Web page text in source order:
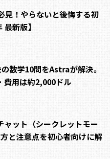
！やらないと後悔する初
新版】
数学10問をAstraが解決。
費用は約2,000ドル
ット（シークレットモー
と注意点を初心者向けに解